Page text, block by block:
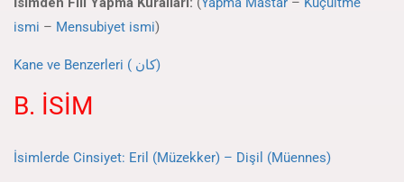
ismi – Mensubiyet ismi)
Kane ve Benzerleri ( كان)
B. İSİM
İsimlerde Cinsiyet: Eril (Müzekker) – Dişil (Müennes)